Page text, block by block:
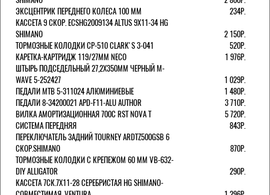
ЭКСЦЕНТРИК ПЕРЕДНЕГО КОЛЕСА 100 ММ
234Р.
КАССЕТА 9 СКОР. ECSHG2009134 ALTUS 9Х11-34 HG
SHIMANO
2 150Р.
ТОРМОЗНЫЕ КОЛОДКИ CP-510 CLARK'S 3-041
520Р.
КАРЕТКА-КАРТРИДЖ 119/27ММ NECO
1 976Р.
ШТЫРЬ ПОДСЕДЕЛЬНЫЙ 27,2Х350ММ ЧЕРНЫЙ M-
WAVE 5-252427
1 029Р.
ПЕДАЛИ MTB 5-311024 АЛЮМИНИЕВЫЕ
1 480Р.
ПЕДАЛИ 8-34200021 APD-F11-ALU AUTHOR
3 710Р.
ВИЛКА АМОРТИЗАЦИОННАЯ 700С RST NOVA T
5 720Р.
СИСТЕМА ПЕРЕДНЯЯ
843Р.
ПЕРЕКЛЮЧАТЕЛЬ ЗАДНИЙ TOURNEY ARDTZ500GSB 6
СКОР.SHIMANO
870Р.
ТОРМОЗНЫЕ КОЛОДКИ С КРЕПЕЖОМ 60 ММ VB-632-
DIY ALLIGATOR
290Р.
КАССЕТА 7СК.7Х11-28 СЕРЕБРИСТАЯ HG SHIMANO-